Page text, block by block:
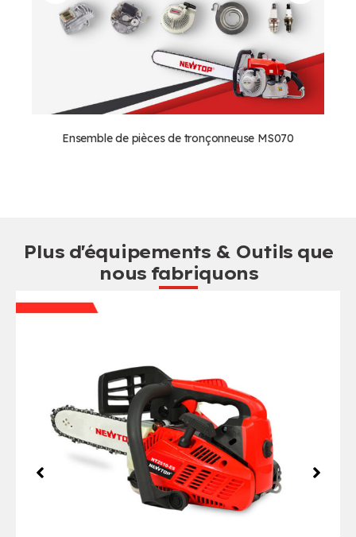
Ensemble de pièces de tronçonneuse MS070
Plus d'équipements & Outils que
nous fabriquons